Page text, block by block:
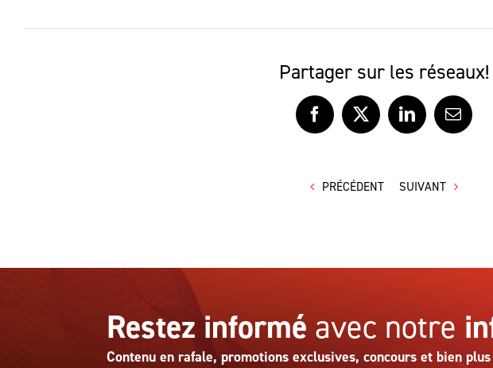
Partager sur les réseaux!
Facebook
X LinkedIn
PRÉCÉDENT SUIVANT
Restez informé avec notre
Contenu en rafale, promotions exclusives, concours et bien